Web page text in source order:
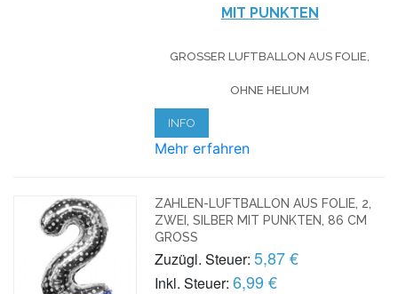
MIT PUNKTEN
GROSSER LUFTBALLON AUS FOLIE, O
HNE HELIUM
INFO
Mehr erfahren
ZAHLEN-LUFTBALLON AUS FOLIE, 2,
ZWEI, SILBER MIT PUNKTEN, 86 CM
GROSS
Zuzügl. Steuer: 5,87 €
Inkl. Steuer: 6,99 €